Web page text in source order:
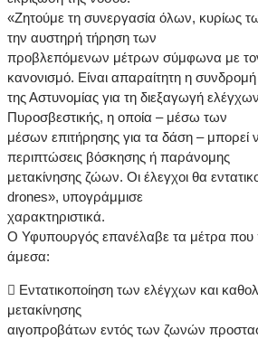
«Ζητούμε τη συνεργασία όλων, κυρίως
την αυστηρή τήρηση των
προβλεπόμενων μέτρων σύμφωνα με
κανονισμό. Είναι απαραίτητη η συνδρομή
της Αστυνομίας για τη διεξαγωγή
Πυροσβεστικής, η οποία – μέσω των
μέσων επιτήρησης για τα δάση – μπορεί
περιπτώσεις βόσκησης ή παράνομης
μετακίνησης ζώων. Οι έλεγχοι θα
drones», υπογράμμισε
χαρακτηριστικά.
Ο Υφυπουργός επανέλαβε τα μέτρα που
άμεσα:
 Εντατικοποίηση των ελέγχων και
μετακίνησης
αιγοπροβάτων εντός των ζωνών